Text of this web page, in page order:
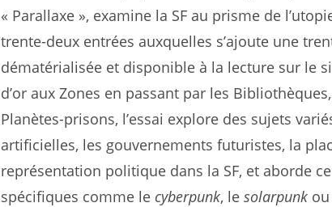
« Parallaxe », examine la SF au prisme de
trente-deux entrées auxquelles s’ajoute une
dématérialisée et disponible à la lecture sur le
d’or aux Zones en passant par les
Planètes-prisons, l’essai explore des sujets
artificielles, les gouvernements futuristes, la
représentation politique dans la SF, et aborde
spécifiques comme le cyber­punk, lesolarpunk